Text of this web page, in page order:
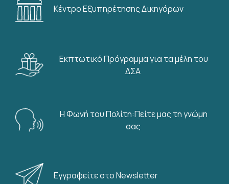
Κέντρο Εξυπηρέτησης Δικηγόρων
Εκπτωτικό Πρόγραμμα για τα μέλη του
ΔΣΑ
Η Φωνή του Πολίτη:Πείτε μας τη γνώμη
σας
Εγγραφείτε στο Newsletter